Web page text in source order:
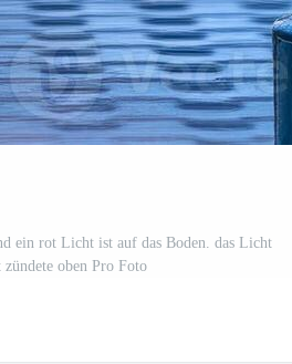
ein rot Licht ist auf das Boden. das Licht
oben Pro Foto